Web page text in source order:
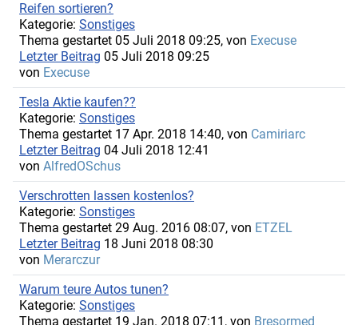
Reifen sortieren?
Kategorie: Sonstiges
Thema gestartet 05 Juli 2018 09:25, von Execuse
Letzter Beitrag 05 Juli 2018 09:25
von Execuse
Tesla Aktie kaufen??
Kategorie: Sonstiges
Thema gestartet 17 Apr. 2018 14:40, von Camiriarc
Letzter Beitrag 04 Juli 2018 12:41
von AlfredOSchus
Verschrotten lassen kostenlos?
Kategorie: Sonstiges
Thema gestartet 29 Aug. 2016 08:07, von ETZEL
Letzter Beitrag 18 Juni 2018 08:30
von Merarczur
Warum teure Autos tunen?
Kategorie: Sonstiges
Thema gestartet 19 Jan. 2018 07:11, von Bresormed